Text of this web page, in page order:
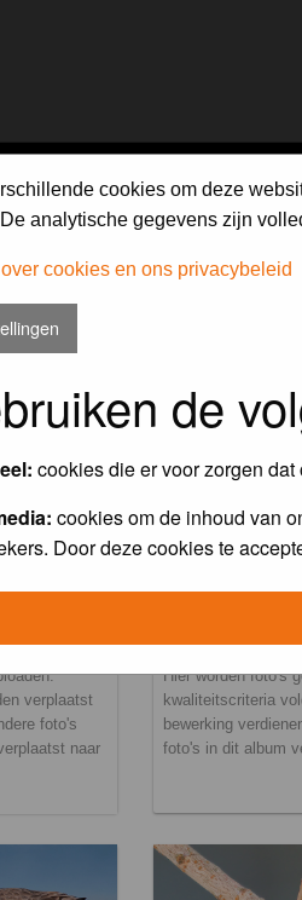
cookies om deze
analytische gegevens zijn
cookies en ons privacybeleid
de
cookies die er voor zorgen
cookies om de inhoud van
Door deze cookies te
verplaatst
foto's
naar
Hier worden foto's
kwaliteitscriteria
bewerking
foto's in dit album